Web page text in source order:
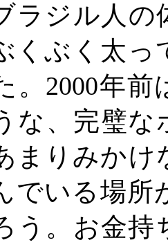
ジル人の
くぶく太
。2000年
な、完璧
まりみか
でいる場
う。お金